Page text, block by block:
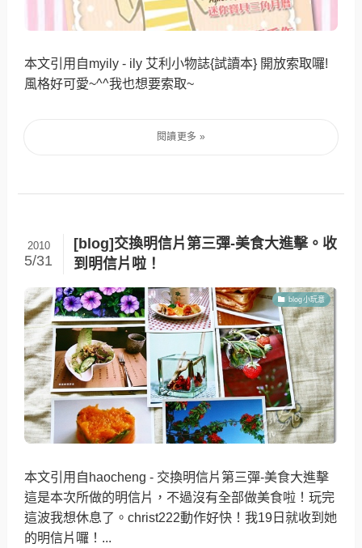
本文引用自myily - ily 艾利小物誌{試讀本} 開放索取囉!
風格好可愛~^^我也想要索取~
[blog]交換明信片第三彈-美食大進擊。收
到明信片啦！
2010
5/31
blog小玩意
本文引用自haocheng - 交換明信片第三彈-美食大進擊
這是本次所做的明信片，不過沒有全部做美食啦！玩完
這波我想休息了。christ222動作好快！我19日就收到她
的明信片囉！...